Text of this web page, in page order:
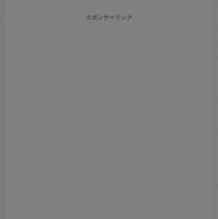
スポンサーリンク